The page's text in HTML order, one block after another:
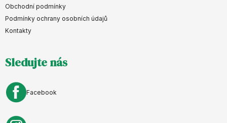
p
a
Obchodní podmínky
Podmínky ochrany osobních údajů
Kontakty
Sledujte nás
Facebook